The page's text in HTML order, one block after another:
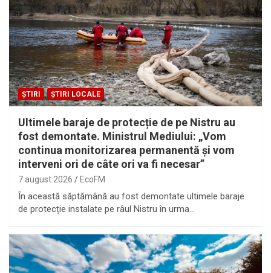
ȘTIRI ȘTIRI LOCALE
Ultimele baraje de protecție de pe Nistru au
fost demontate. Ministrul Mediului: „Vom
continua monitorizarea permanentă și vom
interveni ori de câte ori va fi necesar”
7 august 2026 EcoFM
În această săptămână au fost demontate ultimele baraje
de protecție instalate pe râul Nistru în urma…